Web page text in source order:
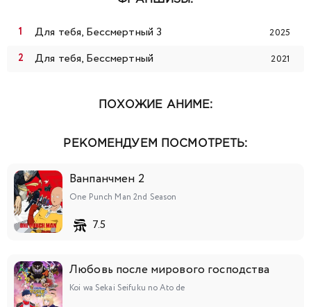
Для тебя, Бессмертный 3 2025
Для тебя, Бессмертный 2021
ПОХОЖИЕ АНИМЕ:
РЕКОМЕНДУЕМ ПОСМОТРЕТЬ:
Ванпанчмен 2
One Punch Man 2nd Season
7.5
Любовь после мирового господства
Koi wa Sekai Seifuku no Ato de